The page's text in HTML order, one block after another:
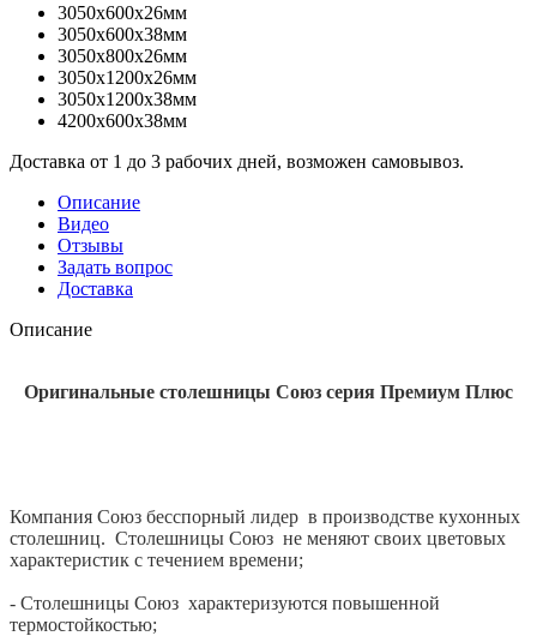
3050x600x26мм
3050x600x38мм
3050x800x26мм
3050x1200x26мм
3050x1200x38мм
4200x600x38мм
Доставка от 1 до 3 рабочих дней, возможен самовывоз.
Описание
Видео
Отзывы
Задать вопрос
Доставка
Описание
Оригинальные столешницы Союз серия Премиум Плюс
Компания Союз бесспорный лидер в производстве кухонных
столешниц. Столешницы Союз не меняют своих цветовых
характеристик с течением времени;
- Столешницы Союз характеризуются повышенной
термостойкостью;